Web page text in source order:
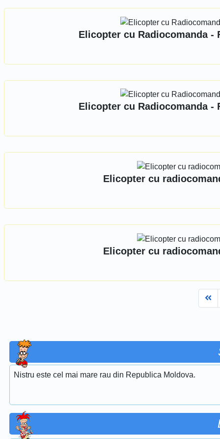
Elicopter cu Radiocomanda
Elicopter cu Radiocomanda
Elicopter cu
Elicopter cu
Nistru este cel mai mare rau din Republica Moldova.